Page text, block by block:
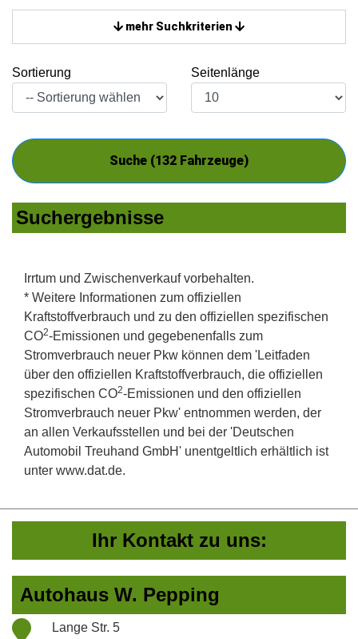
mehr Suchkriterien
Sortierung Seitenlänge
Suche (132 Fahrzeuge)
Suchergebnisse
Irrtum und Zwischenverkauf vorbehalten.
* Weitere Informationen zum offiziellen
Kraftstoffverbrauch und zu den offiziellen spezifischen
CO2-Emissionen und gegebenenfalls zum
Stromverbrauch neuer Pkw können dem 'Leitfaden
über den offiziellen Kraftstoffverbrauch, die offiziellen
spezifischen CO2-Emissionen und den offiziellen
Stromverbrauch neuer Pkw' entnommen werden, der
an allen Verkaufsstellen und bei der 'Deutschen
Automobil Treuhand GmbH' unentgeltlich erhältlich ist
unter www.dat.de.
Ihr Kontakt zu uns:
Autohaus W. Pepping
Lange Str. 5